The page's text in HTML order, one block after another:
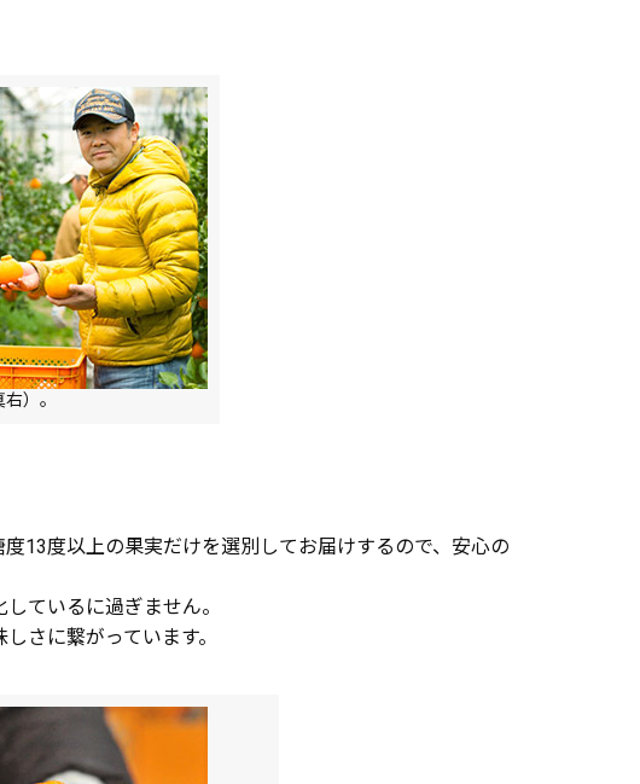
）。
13度以上の果実だけを選別してお届けするので、安心の
ているに過ぎません。
さに繋がっています。